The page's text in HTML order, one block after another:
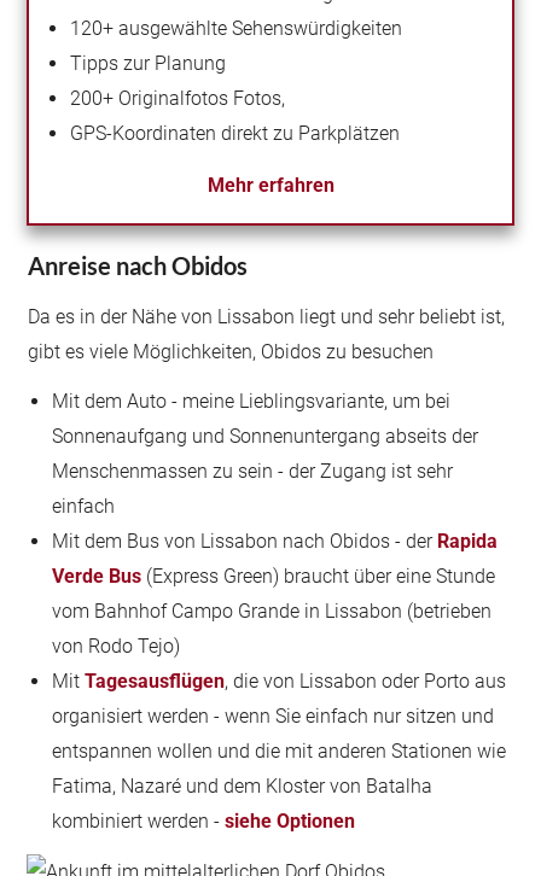
120+ ausgewählte Sehenswürdigkeiten
Tipps zur Planung
200+ Originalfotos Fotos,
GPS-Koordinaten direkt zu Parkplätzen
Mehr erfahren
Anreise nach Obidos
Da es in der Nähe von Lissabon liegt und sehr beliebt ist,
gibt es viele Möglichkeiten, Obidos zu besuchen
Mit dem Auto - meine Lieblingsvariante, um bei
Sonnenaufgang und Sonnenuntergang abseits der
Menschenmassen zu sein - der Zugang ist sehr
einfach
Mit dem Bus von Lissabon nach Obidos - der Rapida
Verde Bus (Express Green) braucht über eine Stunde
vom Bahnhof Campo Grande in Lissabon (betrieben
von Rodo Tejo)
MitTagesausflügen, die von Lissabon oder Porto aus
organisiert werden - wenn Sie einfach nur sitzen und
entspannen wollen und die mit anderen Stationen wie
Fatima, Nazaré und dem Kloster von Batalha
kombiniert werden -siehe Optionen